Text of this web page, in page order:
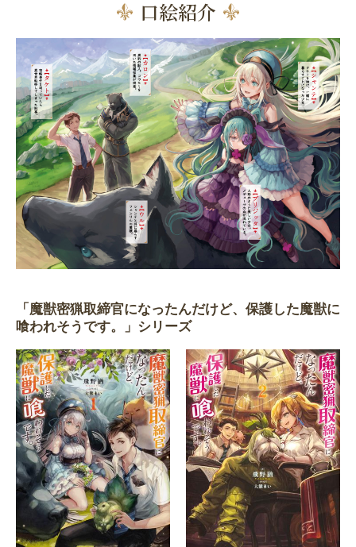
口絵紹介
「魔獣密猟取締官になったんだけど、保護した魔獣に
喰われそうです。」シリーズ